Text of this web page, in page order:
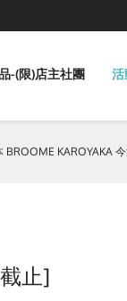
-(限)店主社團 活
BROOME KAROYAKA
止]